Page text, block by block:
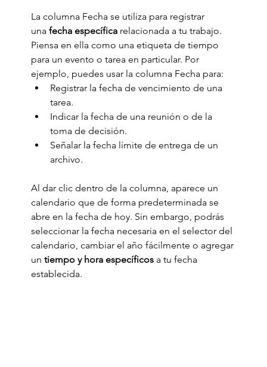
La columna Fecha se utiliza para registrar
una fecha específica relacionada a tu trabajo.
Piensa en ella como una etiqueta de tiempo
para un evento o tarea en particular. Por
ejemplo, puedes usar la columna Fecha para:
Registrar la fecha de vencimiento de una
tarea.
Indicar la fecha de una reunión o de la
toma de decisión.
Señalar la fecha límite de entrega de un
archivo.
Al dar clic dentro de la columna, aparece un
calendario que de forma predeterminada se
abre en la fecha de hoy. Sin embargo, podrás
seleccionar la fecha necesaria en el selector del
calendario, cambiar el año fácilmente o agregar
un tiempo y hora específicos a tu fecha
establecida.